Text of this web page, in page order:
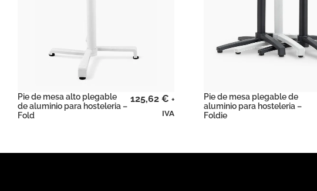
Pie de mesa alto plegable
de aluminio para hosteleria –
Fold
125,62 € +
IVA
Pie de mesa plegable de
aluminio para hosteleria –
Foldie